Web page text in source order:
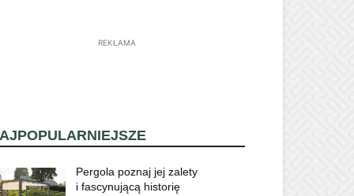
REKLAMA
Pergola poznaj jej zalety
i fascynującą historię